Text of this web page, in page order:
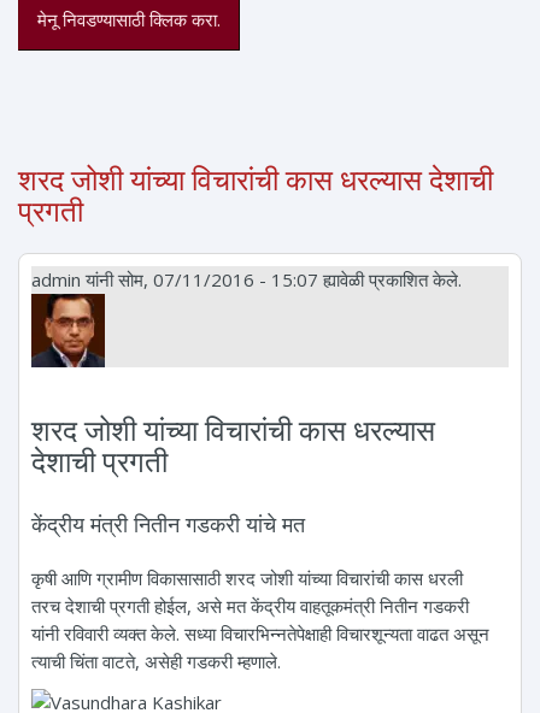
मेनू निवडण्यासाठी क्लिक करा.
शरद जोशी यांच्या विचारांची कास धरल्यास देशाची
प्रगती
admin यांनी सोम, 07/11/2016 - 15:07 ह्यावेळी प्रकाशित केले.
शरद जोशी यांच्या विचारांची कास धरल्यास
देशाची प्रगती
केंद्रीय मंत्री नितीन गडकरी यांचे मत
कृषी आणि ग्रामीण विकासासाठी शरद जोशी यांच्या विचारांची कास धरली
तरच देशाची प्रगती होईल, असे मत केंद्रीय वाहतूकमंत्री नितीन गडकरी
यांनी रविवारी व्यक्त केले. सध्या विचारभिन्नतेपेक्षाही विचारशून्यता वाढत असून
त्याची चिंता वाटते, असेही गडकरी म्हणाले.